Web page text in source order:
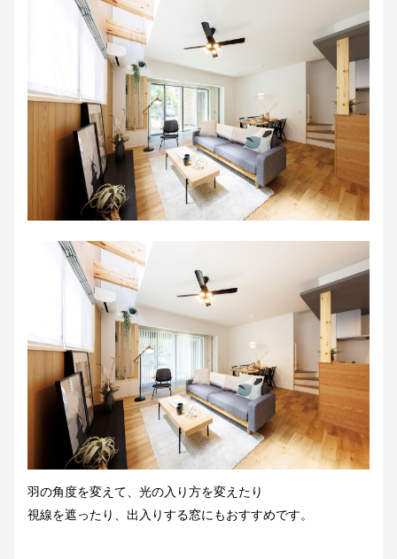
羽の角度を変えて、光の入り方を変えたり
視線を遮ったり、出入りする窓にもおすすめです。